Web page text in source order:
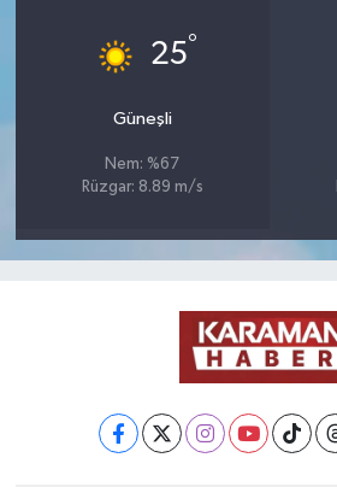
25°
Güneşli
Nem: %67
Rüzgar: 8.89 m/s